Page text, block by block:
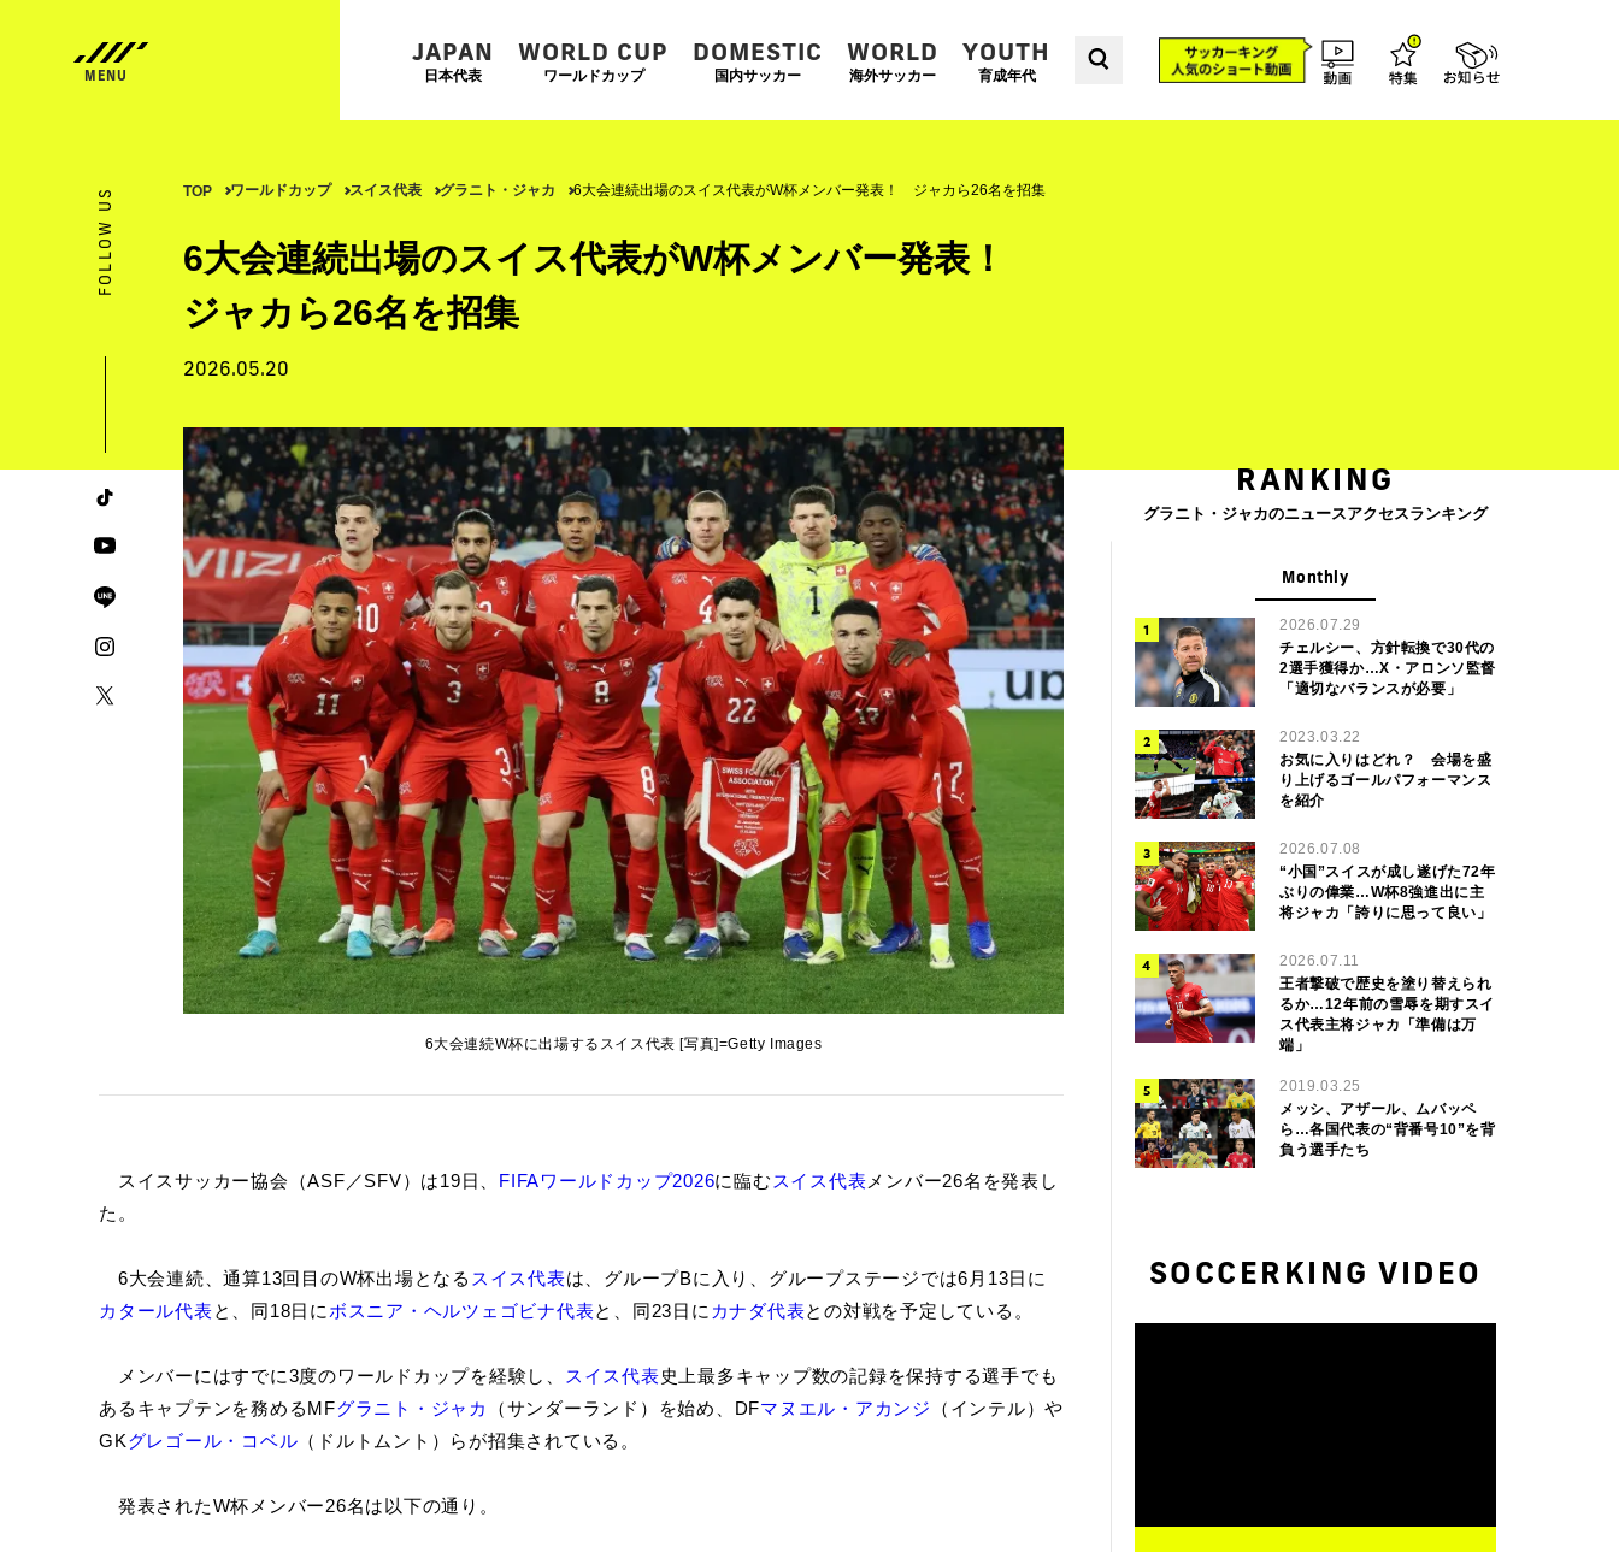
JAPAN
日本代表
WORLD CUP
ワールドカップ
DOMESTIC
国内サッカー
WORLD
海外サッカー
YOUTH
育成年代
FOLLOW US TOP ワールドカップ スイス代表 グラニト・ジャカ 6大会連続出場のスイス代表がW杯メンバー発表！ ジャカら26名を招集
6大会連続出場のスイス代表がW杯メンバー発表！
ジャカら26名を招集
2026.05.20
6大会連続W杯に出場するスイス代表 [写真]=Getty Images
スイスサッカー協会（ASF／SFV）は19日、 FIFAワールドカップ2026に臨む スイス代表 メンバー26名を発表し
た。
6大会連続、通算13回目のW杯出場となる スイス代表は、グループBに入り、グループステージでは6月13日に
カタール代表と、同18日に ボスニア・ヘルツェゴビナ代表と、同23日に カナダ代表との対戦を予定している。
メンバーにはすでに3度のワールドカップを経験し、 スイス代表史上最多キャップ数の記録を保持する選手でも
あるキャプテンを務めるMFグラニト・ジャカ （サンダーランド）を始め、DFマヌエル・アカンジ
（インテル）や
GKグレゴール・コベル （ドルトムント）らが招集されている。
発表されたW杯メンバー26名は以下の通り。
RANKING
グラニト・ジャカのニュースアクセスランキング
Monthly
2026.07.29
チェルシー、方針転換で30代の
2選手獲得か…X・アロンソ監督
「適切なバランスが必要」
2023.03.22
お気に入りはどれ？ 会場を盛
り上げるゴールパフォーマンス
を紹介
2026.07.08
“小国”スイスが成し遂げた72年
ぶりの偉業…W杯8強進出に主
将ジャカ「誇りに思って良い」
2026.07.11
王者撃破で歴史を塗り替えられ
るか…12年前の雪辱を期すスイ
ス代表主将ジャカ「準備は万
端」
2019.03.25
メッシ、アザール、ムバッペ
ら…各国代表の“背番号10”を背
負う選手たち
SOCCERKING VIDEO